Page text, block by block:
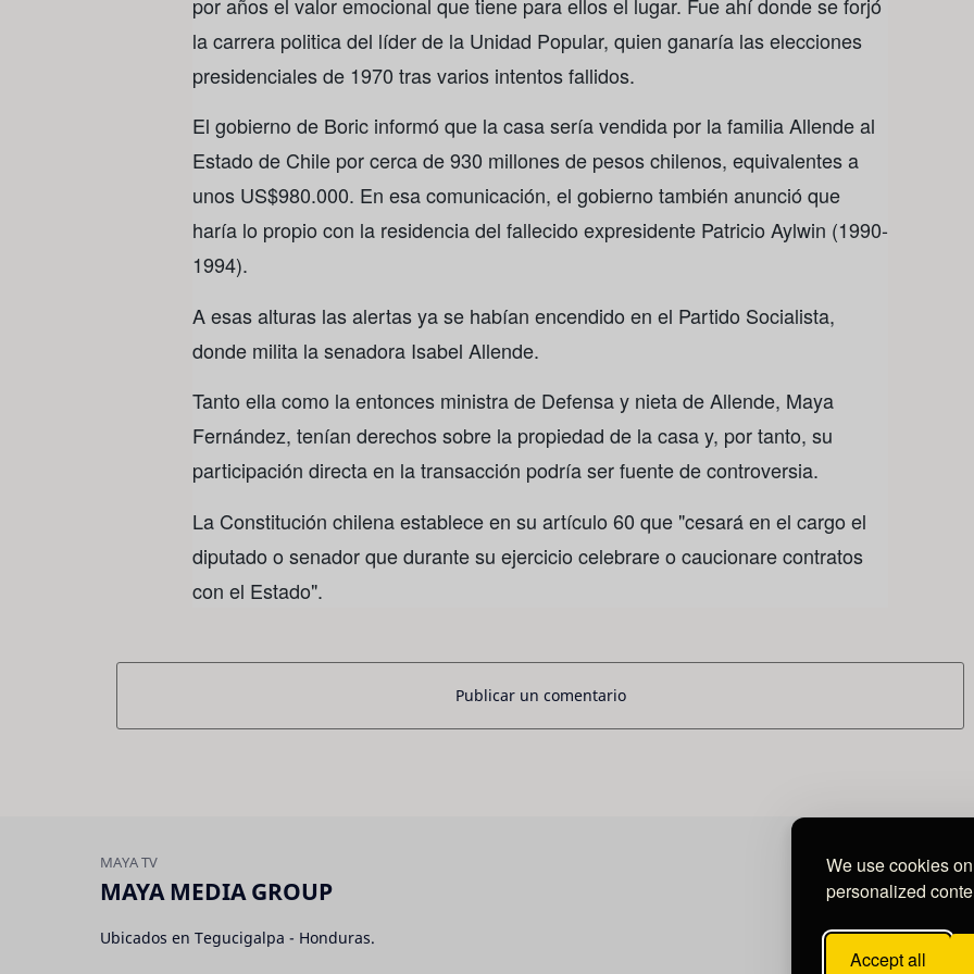
We use cookies
personalized
Accept all
la carrera politica del líder de la Unidad Popular, quien ganaría las elecciones
presidenciales de 1970 tras varios intentos fallidos.
El gobierno de Boric informó que la casa sería vendida por la familia Allende al
Estado de Chile por cerca de 930 millones de pesos chilenos, equivalentes a
unos US$980.000. En esa comunicación, el gobierno también anunció que
haría lo propio con la residencia del fallecido expresidente Patricio Aylwin (1990-
1994).
A esas alturas las alertas ya se habían encendido en el Partido Socialista,
donde milita la senadora Isabel Allende.
Tanto ella como la entonces ministra de Defensa y nieta de Allende, Maya
Fernández, tenían derechos sobre la propiedad de la casa y, por tanto, su
participación directa en la transacción podría ser fuente de controversia.
La Constitución chilena establece en su artículo 60 que "cesará en el cargo el
diputado o senador que durante su ejercicio celebrare o caucionare contratos
con el Estado".
Publicar un comentario
MAYA MEDIA GROUP
Ubicados en Tegucigalpa - Honduras.